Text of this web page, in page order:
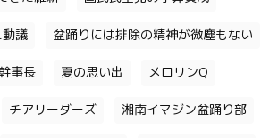
議 盆踊りには排除の精神が微塵もない
事長 夏の思い出 メロリンQ
チアリーダーズ 湘南イマジン盆踊り部